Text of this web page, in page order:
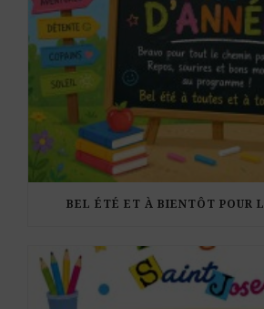
BEL ÉTÉ ET À BIENTÔT POUR